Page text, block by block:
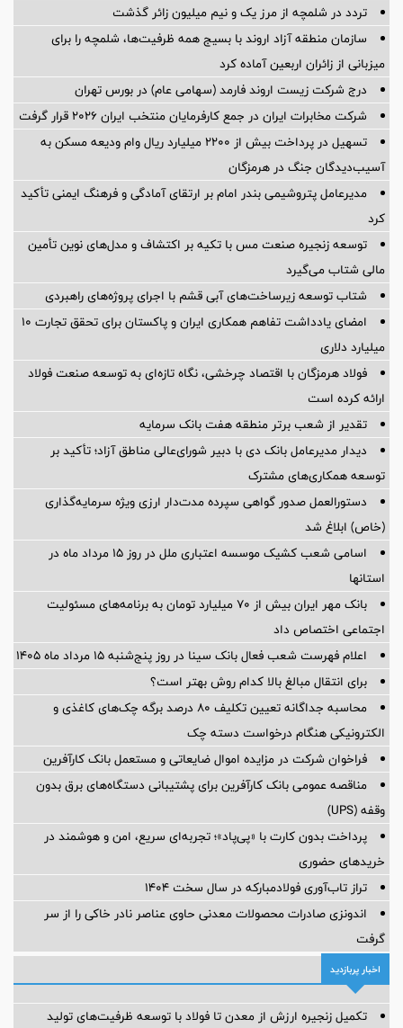
تردد در شلمچه از مرز یک و نیم میلیون زائر گذشت
سازمان منطقه آزاد اروند با بسیج همه ظرفیت‌ها، شلمچه را برای
میزبانی از زائران اربعین آماده کرد
درج شرکت زیست اروند فارمد (سهامی عام) در بورس تهران
شرکت مخابرات ایران در جمع کارفرمایان منتخب ایران ۲۰۲۶ قرار گرفت
تسهیل در پرداخت بیش از ۲۲۰۰ میلیارد ریال وام ودیعه مسکن به
آسیب‌دیدگان جنگ در هرمزگان
مدیرعامل پتروشیمی بندر امام بر ارتقای آمادگی و فرهنگ ایمنی تأکید
کرد
توسعه زنجیره صنعت مس با تکیه بر اکتشاف و مدل‌های نوین تأمین
مالی شتاب می‌گیرد
شتاب توسعه زیرساخت‌های آبی قشم با اجرای پروژه‌های راهبردی
امضای یادداشت تفاهم همکاری ایران و پاکستان برای تحقق تجارت ۱۰
میلیارد دلاری
فولاد هرمزگان با اقتصاد چرخشی، نگاه تازه‌ای به توسعه صنعت فولاد
ارائه کرده است
تقدیر از شعب برتر منطقه هفت بانک سرمایه
دیدار مدیرعامل بانک دی با دبیر شورای‌عالی مناطق آزاد؛ تأکید بر
توسعه همکاری‌های مشترک
دستورالعمل صدور گواهی سپرده مدت‌دار ارزی ویژه سرمایه‌گذاری
(خاص) ابلاغ شد
اسامی شعب کشیک موسسه اعتباری ملل در روز 15 مرداد ماه در
استانها
بانک مهر ایران بیش از ۷۰ میلیارد تومان به برنامه‌های مسئولیت
اجتماعی اختصاص داد
اعلام فهرست شعب فعال بانک سینا در روز پنج‌شنبه 15 مرداد ماه 1405
برای انتقال مبالغ بالا کدام روش بهتر است؟
محاسبه جداگانه تعیین تکلیف 80 درصد برگه چک‌های کاغذی و
الکترونیکی هنگام درخواست دسته چک
فراخوان شرکت در مزایده اموال ضایعاتی و مستعمل بانک کارآفرین
مناقصه عمومی بانک کارآفرین برای پشتیبانی دستگاه‌های برق بدون
وقفه (UPS)
پرداخت بدون کارت با «پی‌پاد»؛ تجربه‌ای سریع، امن و هوشمند در
خریدهای حضوری
تراز تاب‌آوری فولادمبارکه در سال سخت ۱۴۰۴
اندونزی صادرات محصولات معدنی حاوی عناصر نادر خاکی را از سر
گرفت
اخبار پربازدید
تکمیل زنجیره ارزش از معدن تا فولاد با توسعه ظرفیت‌های تولید